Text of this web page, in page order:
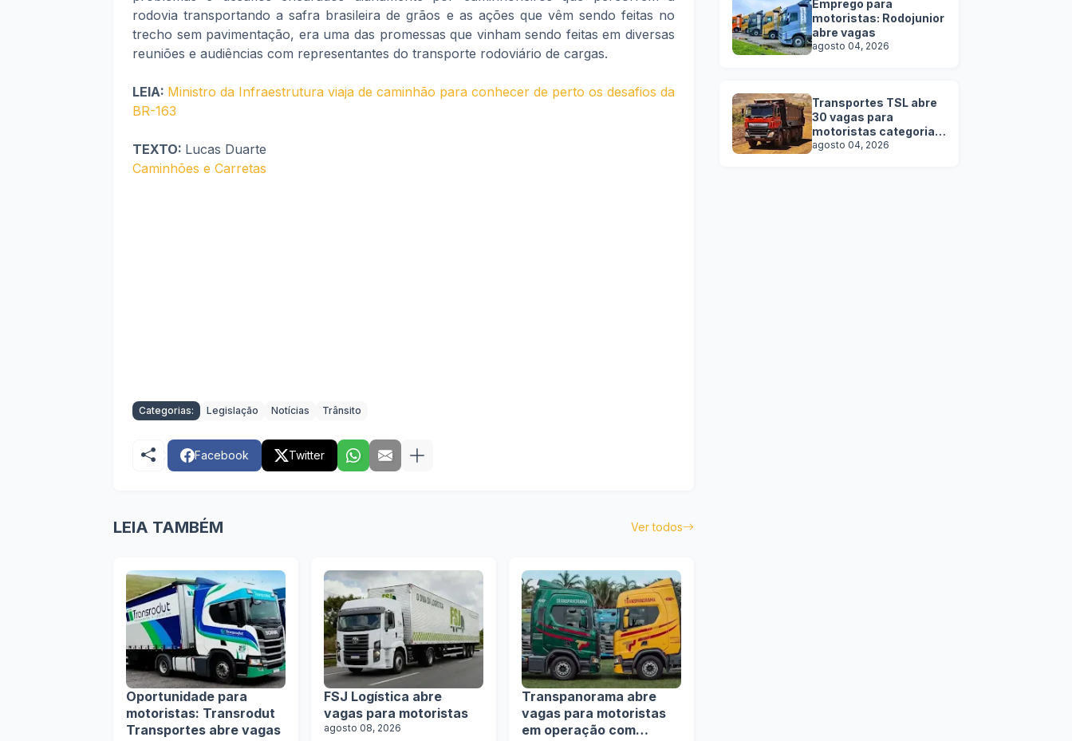
rodovia transportando a safra brasileira de grãos e as ações que vêm sendo feitas no
trecho sem pavimentação, era uma das promessas que vinham sendo feitas em diversas
reuniões e audiências com representantes do transporte rodoviário de cargas.
LEIA: Ministro da Infraestrutura viaja de caminhão para conhecer de perto os desafios da
BR-163
TEXTO: Lucas Duarte
Caminhões e Carretas
Categorias: Legislação Notícias Trânsito
Facebook Twitter
LEIA TAMBÉM Ver todos
Oportunidade para
motoristas: Transrodut
Transportes abre vagas
FSJ Logística abre
vagas para motoristas
agosto 08, 2026
Transpanorama abre
vagas para motoristas
em operação com
Emprego para
motoristas: Rodojunior
abre vagas
agosto 04, 2026
Transportes TSL abre
30 vagas para
motoristas categoria D
e E
agosto 04, 2026